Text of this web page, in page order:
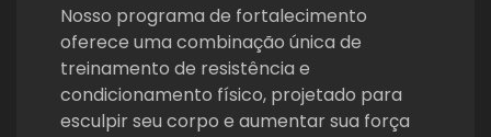
Nosso programa de fortalecimento
oferece uma combinação única de
treinamento de resistência e
condicionamento físico, projetado para
esculpir seu corpo e aumentar sua força